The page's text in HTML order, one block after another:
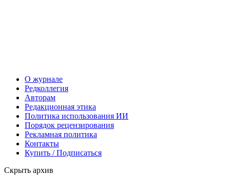
О журнале
Редколлегия
Авторам
Редакционная этика
Политика использования ИИ
Порядок рецензирования
Рекламная политика
Контакты
Купить / Подписаться
Скрыть архив